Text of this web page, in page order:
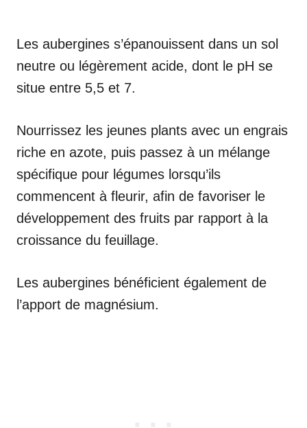
Les aubergines s’épanouissent dans un sol
neutre ou légèrement acide, dont le pH se
situe entre 5,5 et 7.
Nourrissez les jeunes plants avec un engrais
riche en azote, puis passez à un mélange
spécifique pour légumes lorsqu’ils
commencent à fleurir, afin de favoriser le
développement des fruits par rapport à la
croissance du feuillage.
Les aubergines bénéficient également de
l’apport de magnésium.